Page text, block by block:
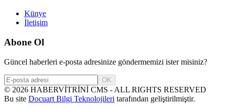
Künye
İletişim
Abone Ol
Güncel haberleri e-posta adresinize göndermemizi ister misiniz?
OK
© 2026 HABERVİTRİNİ CMS - ALL RIGHTS RESERVED
Bu site Docuart Bilgi Teknolojileri tarafından geliştirilmiştir.